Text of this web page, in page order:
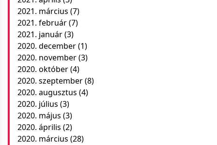
2021. március (7)
2021. február(7)
2021. január(3)
2020. december(1)
2020. november(3)
2020. október(4)
2020. szeptember(8)
2020. augusztus (4)
2020. július (3)
2020. május (3)
2020. április (2)
2020. március (28)